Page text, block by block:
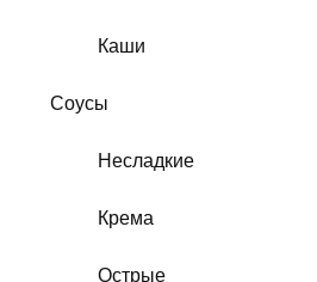
Каши
Соусы
Несладкие
Крема
Острые